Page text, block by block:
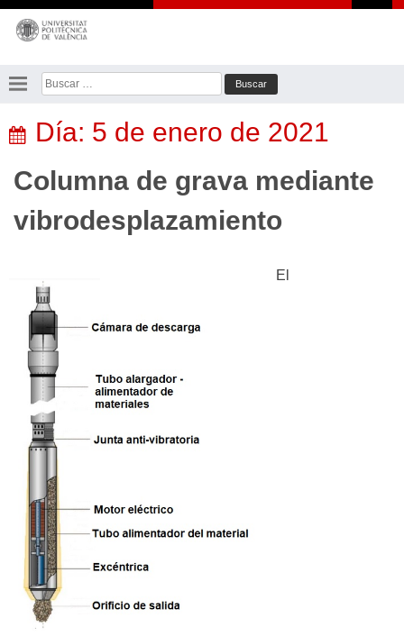
Saltar
contenido
Buscar:
Día: 5 de enero de 2021
Columna de grava mediante
vibrodesplazamiento
El